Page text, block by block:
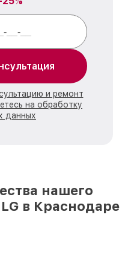
и ремонт
на обработку
данных
нашего
в Краснодаре